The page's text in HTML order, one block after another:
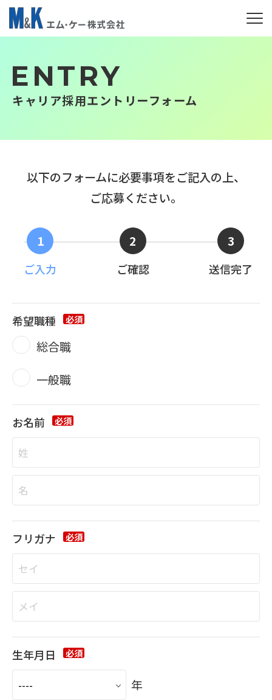
用
ー
ム
ME
N
ENTRY
キャリア採用エントリーフォーム
以下のフォームに必要事項をご記入の上、
ご応募ください。
1
ご入力
2
ご確認
3
送信完了
希望職種 必須
総合職
一般職
お名前 必須
フリガナ 必須
生年月日 必須
年